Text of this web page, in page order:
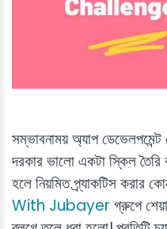
সম্ভাবনাময় অ্যাপ
দরকার ভালো একটা স্কিল
হলে নিয়মিত প্র্যাকটিস করার
With Jubayer গ্রুপে